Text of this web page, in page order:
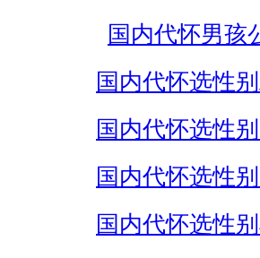
国内代怀男孩
国内代怀选性
国内代怀选性
国内代怀选性
国内代怀选性